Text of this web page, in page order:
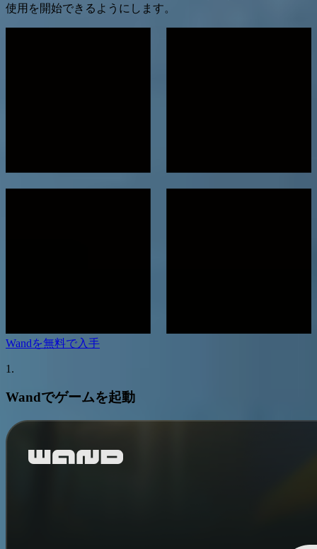
使用を開始できるようにします。
Wandを無料で入手
1.
Wandでゲームを起動